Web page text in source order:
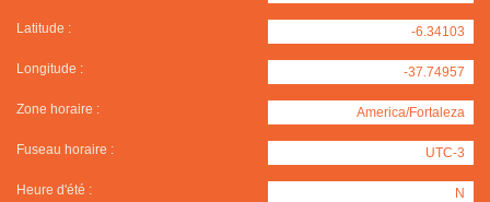
Latitude : -6.34103
Longitude : -37.74957
Zone horaire : America/Fortaleza
Fuseau horaire : UTC-3
Heure d'été : N